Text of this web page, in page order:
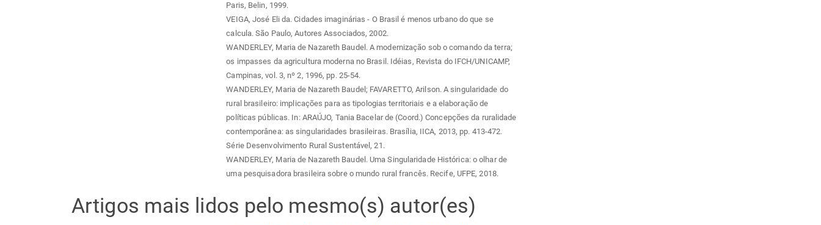
Paris, Belin, 1999.
VEIGA, José Eli da. Cidades imaginárias - O Brasil é menos urbano do que se
calcula. São Paulo, Autores Associados, 2002.
WANDERLEY, Maria de Nazareth Baudel. A modernização sob o comando da terra;
os impasses da agricultura moderna no Brasil. Idéias, Revista do IFCH/UNICAMP,
Campinas, vol. 3, nº 2, 1996, pp. 25-54.
WANDERLEY, Maria de Nazareth Baudel; FAVARETTO, Arilson. A singularidade do
rural brasileiro: implicações para as tipologias territoriais e a elaboração de
políticas públicas. In: ARAÚJO, Tania Bacelar de (Coord.) Concepções da ruralidade
contemporânea: as singularidades brasileiras. Brasília, IICA, 2013, pp. 413-472.
Série Desenvolvimento Rural Sustentável, 21.
WANDERLEY, Maria de Nazareth Baudel. Uma Singularidade Histórica: o olhar de
uma pesquisadora brasileira sobre o mundo rural francês. Recife, UFPE, 2018.
Artigos mais lidos pelo mesmo(s) autor(es)